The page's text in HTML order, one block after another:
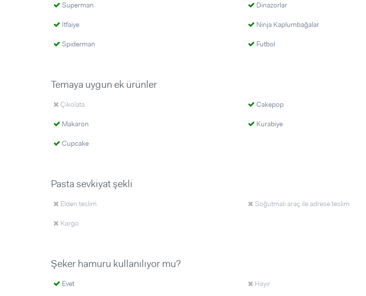
Superman Dinazorlar
İtfaiye Ninja Kaplumbağalar
Spiderman Futbol
Temaya uygun ek ürünler
Çikolata Cakepop
Makaron Kurabiye
Cupcake
Pasta sevkiyat şekli
Elden teslim Soğutmalı araç ile adrese teslim
Kargo
Şeker hamuru kullanılıyor mu?
Evet Hayır